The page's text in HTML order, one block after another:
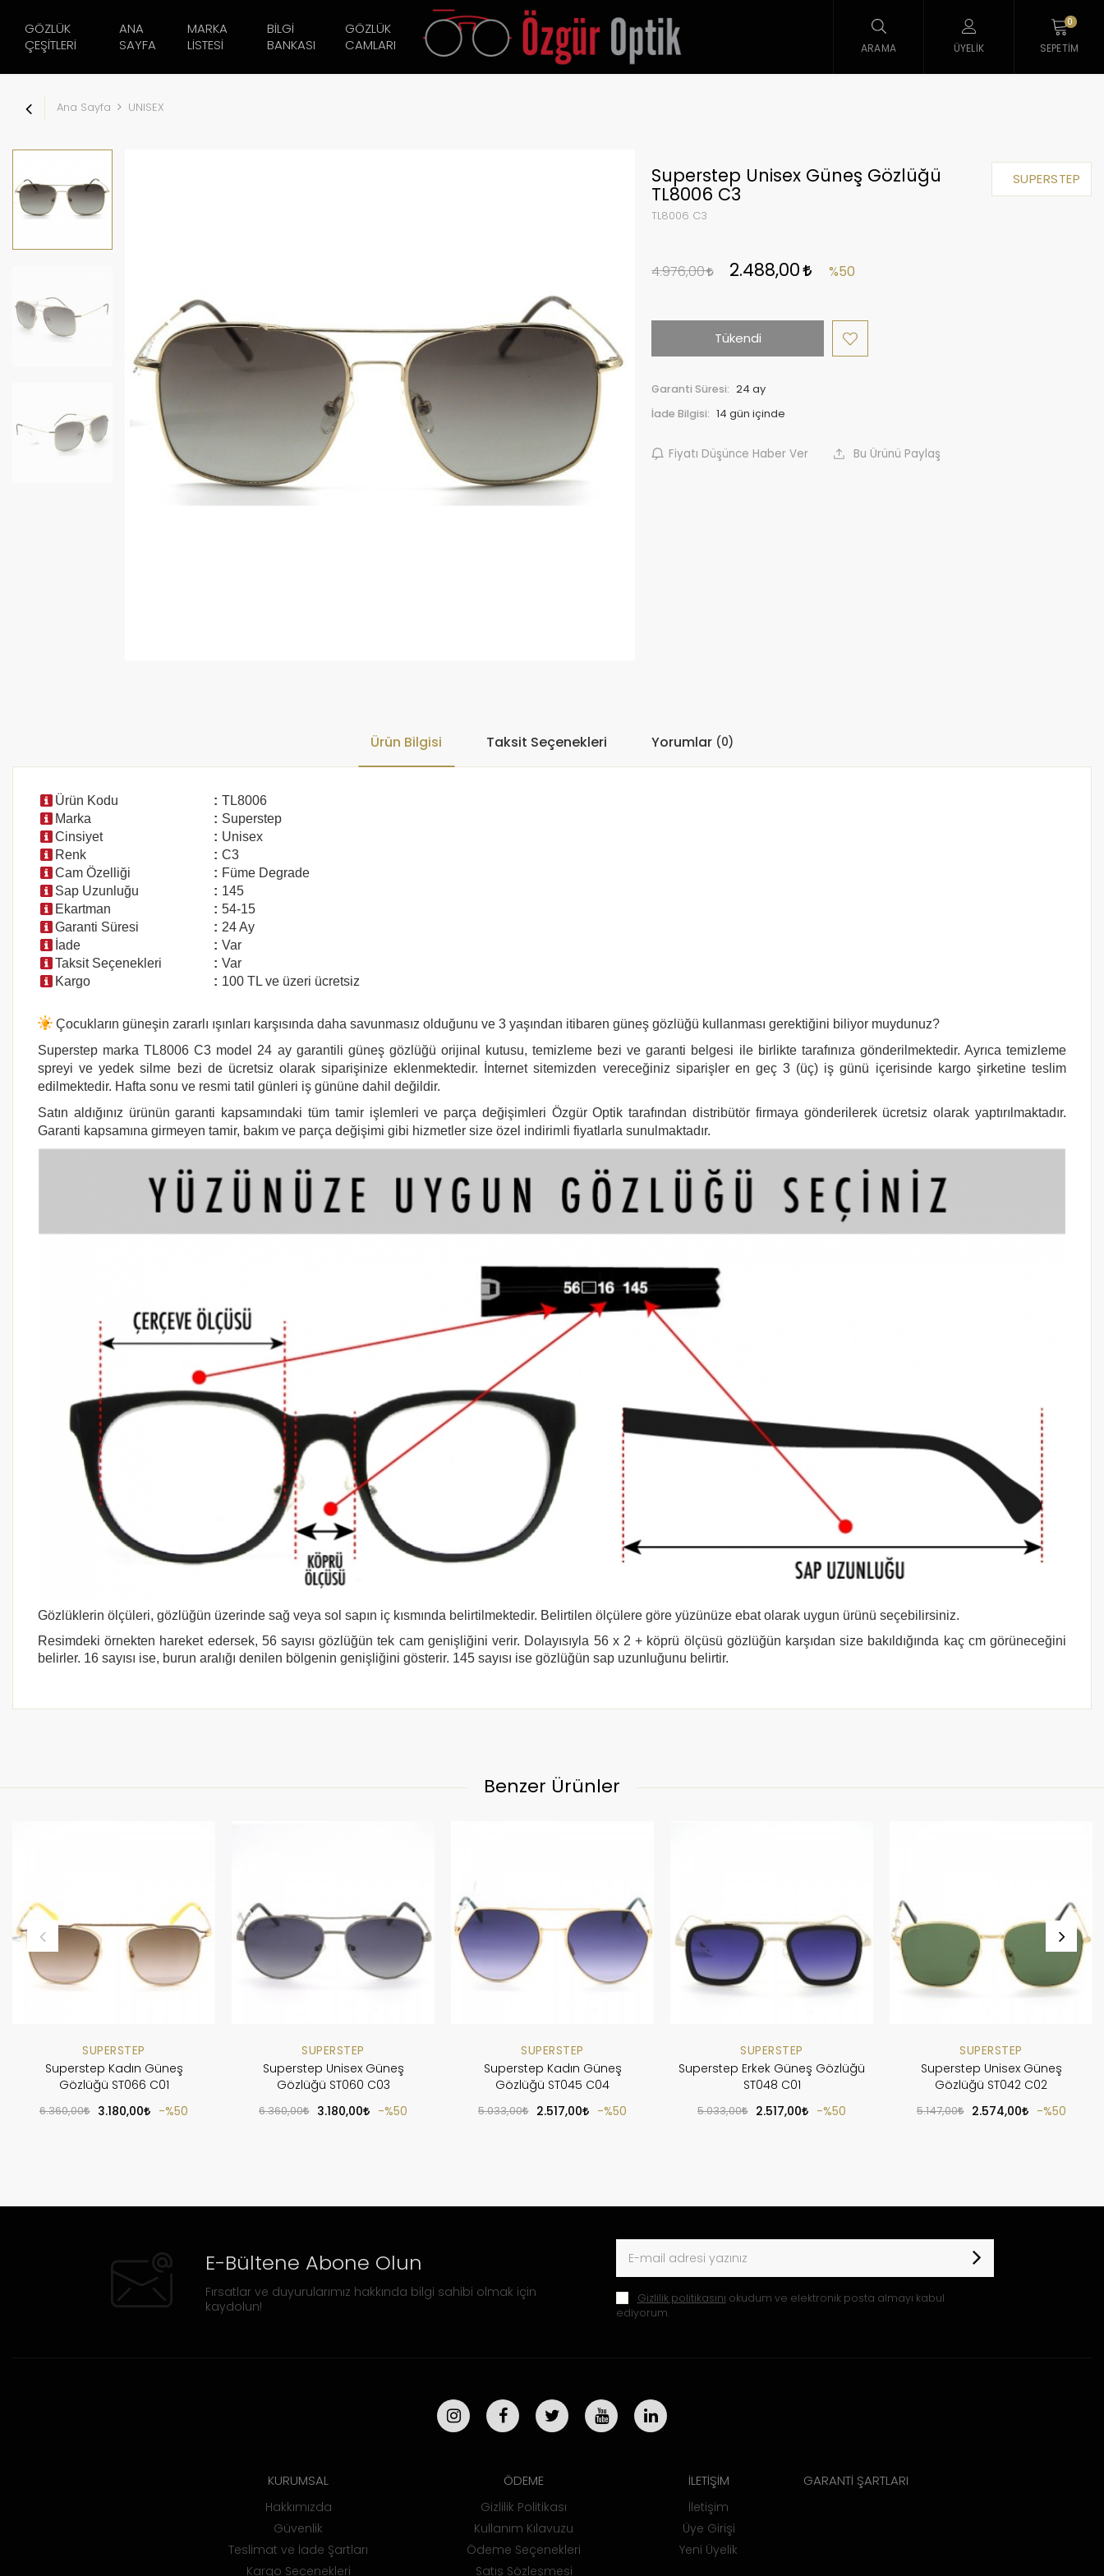
GÖZLÜK
ÇEŞITLERI
ANA
SAYFA
MARKA
LISTESI
BILGI
BANKASI
GÖZLÜK
CAMLARI
ARAMA ÜYELIK
0
SEPETIM
Ana Sayfa UNISEX
SUPERSTEP
Superstep Unisex Güneş Gözlüğü
TL8006 C3
TL8006 C3
4.976,00 2.488,00 %50
Tükendi
Garanti Süresi: 24 ay
İade Bilgisi:
Fiyatı Düşünce Haber Ver Bu Ürünü Paylaş
Ürün Bilgisi Taksit Seçenekleri Yorumlar (0)
Ürün Kodu : TL8006
Marka
: Superstep
Cinsiyet
: Unisex
Renk
: C3
Cam Özelliği
: Füme Degrade
Sap Uzunluğu
: 145
Ekartman
: 54-15
Garanti Süresi
: 24 Ay
İade
: Var
Taksit Seçenekleri
: Var
Kargo
: 100 TL ve üzeri ücretsiz
Çocukların güneşin zararlı ışınları karşısında daha savunmasız olduğunu ve 3 yaşından itibaren güneş gözlüğü kullanması gerektiğini biliyor muydunuz?
Superstep markaTL8006 C3 model 24 ay garantili güneş gözlüğü orijinal kutusu, temizleme bezi ve garanti belgesi ile birlikte tarafınıza gönderilmektedir. Ayrıca temizleme
spreyi ve yedek silme bezi de ücretsiz olarak siparişinize eklenmektedir. İnternet sitemizden vereceğiniz siparişler en geç 3 (üç) iş günü içerisinde kargo şirketine teslim
edilmektedir. Hafta sonu ve resmi tatil günleri iş gününe dahil değildir.
Satın aldığınız ürünün garanti kapsamındaki tüm tamir işlemleri ve parça değişimleri Özgür Optik tarafından distribütör firmaya gönderilerek ücretsiz olarak yaptırılmaktadır.
Garanti kapsamına girmeyen tamir, bakım ve parça değişimi gibi hizmetler size özel indirimli fiyatlarla sunulmaktadır.
Gözlüklerin ölçüleri, gözlüğün üzerinde sağ veya sol sapın iç kısmında belirtilmektedir. Belirtilen ölçülere göre yüzünüze ebat olarak uygun ürünü seçebilirsiniz.
Resimdeki örnekten hareket edersek, 56 sayısı gözlüğün tek cam genişliğini verir. Dolayısıyla 56 x 2 + köprü ölçüsü gözlüğün karşıdan size bakıldığında kaç cm görüneceğini
belirler. 16 sayısı ise, burun aralığı denilen bölgenin genişliğini gösterir. 145 sayısı ise gözlüğün sap uzunluğunu belirtir.
Benzer Ürünler
SUPERSTEP
Superstep Kadın Güneş
Gözlüğü ST066 C01
6.360,00 3.180,00 %50
SUPERSTEP
Superstep Unisex Güneş
Gözlüğü ST060 C03
6.360,00 3.180,00 %50
SUPERSTEP
Superstep Kadın Güneş
Gözlüğü ST045 C04
5.033,00 2.517,00 %50
SUPERSTEP
Superstep Erkek Güneş Gözlüğü
ST048 C01
5.033,00 2.517,00 %50
SUPERSTEP
Superstep Unisex Güneş
Gözlüğü ST042 C02
5.147,00 2.574,00 %50
E-Bültene Abone Olun
Fırsatlar ve duyurularımız hakkında bilgi sahibi olmak için
kaydolun!
Gizlilik politikasını okudum ve elektronik posta almayı kabul
ediyorum.
KURUMSAL
Hakkımızda
Güvenlik
Teslimat ve İade Şartları
Kargo Seçenekleri
ÖDEME
Gizlilik Politikası
Kullanım Kılavuzu
Ödeme Seçenekleri
Satış Sözleşmesi
İLETİŞİM
İletişim
Üye Girişi
Yeni Üyelik
GARANTİ ŞARTLARI